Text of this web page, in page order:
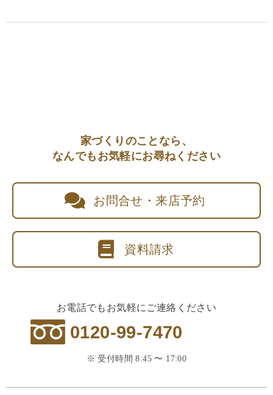
家づくりのことなら、
なんでもお気軽にお尋ねください
お問合せ・来店予約
資料請求
お電話でもお気軽にご連絡ください
0120-99-7470
※ 受付時間 8:45 〜 17:00